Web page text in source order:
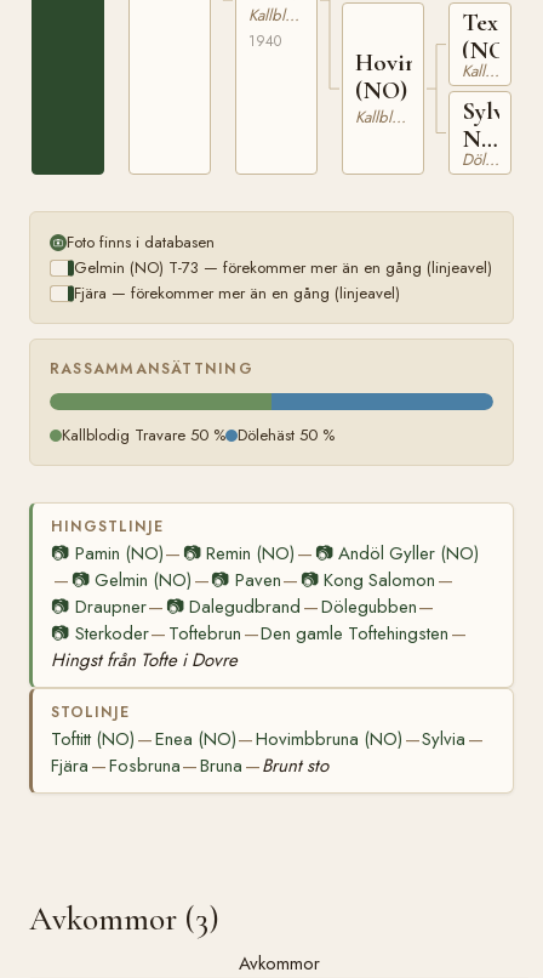
Kallblodig Travare
1940
Hovimbbruna
(NO)
Kallblodig Travare
Texen
(NO)
Kallblodig Travare
Sylvia
N
10504
Dölehäst
Foto finns i databasen
Gelmin (NO) T-73 — förekommer mer än en gång (linjeavel)
Fjära — förekommer mer än en gång (linjeavel)
RASSAMMANSÄTTNING
Kallblodig Travare 50 % Dölehäst 50 %
HINGSTLINJE
📷 Pamin (NO)— 📷Remin (NO) — 📷 Andöl Gyller (NO)
— 📷Gelmin (NO) —📷 Paven— 📷Kong Salomon —
📷 Draupner— 📷Dalegudbrand —Dölegubben—
📷 Sterkoder— Toftebrun —Den gamle Toftehingsten —
Hingst från Tofte i Dovre
STOLINJE
Toftitt (NO) —Enea (NO)—Hovimbbruna (NO) —Sylvia —
Fjära —Fosbruna—Bruna —Brunt sto
Avkommor (3)
Avkommor